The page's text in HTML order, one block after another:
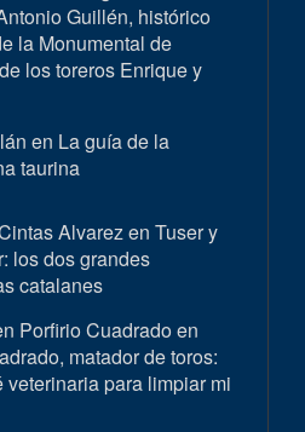
Guillén, histórico
la Monumental de
los toreros Enrique y
en La guía de la
taurina
Alvarez en Tuser y
los dos grandes
catalanes
Porfirio Cuadrado en
matador de toros:
veterinaria para limpiar mi